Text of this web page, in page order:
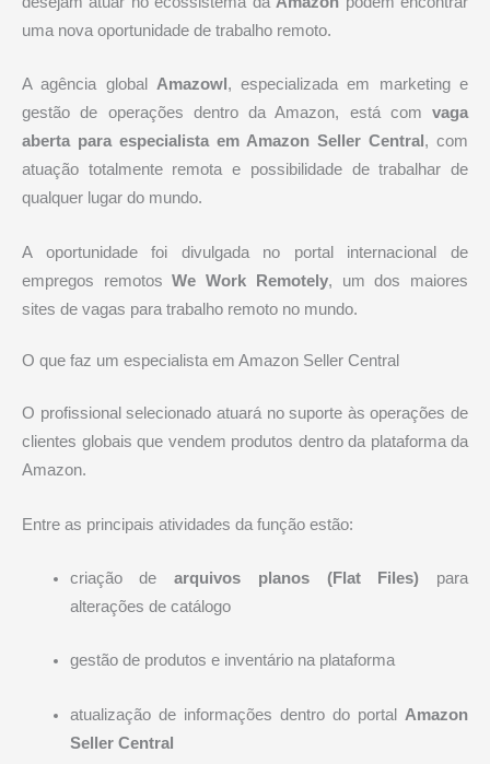
uma nova oportunidade de trabalho remoto.
A agência global Amazowl , especializada em marketing e
gestão de operações dentro da Amazon, está com vaga
aberta para especialista em Amazon Seller Central , com
atuação totalmente remota e possibilidade de trabalhar de
qualquer lugar do mundo.
A oportunidade foi divulgada no portal internacional de
empregos remotosWe Work Remotely, um dos maiores
sites de vagas para trabalho remoto no mundo.
O que faz um especialista em Amazon Seller Central
O profissional selecionado atuará no suporte às operações de
clientes globais que vendem produtos dentro da plataforma da
Amazon.
Entre as principais atividades da função estão:
criação dearquivos planos (Flat Files) para
alterações de catálogo
gestão de produtos e inventário na plataforma
atualização de informações dentro do portal Amazon
Seller Central